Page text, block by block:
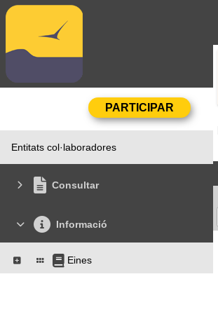
Entitats col·laboradores
Consultar
Informació
Eines